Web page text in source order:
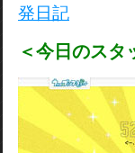
発日記
＜今日のス